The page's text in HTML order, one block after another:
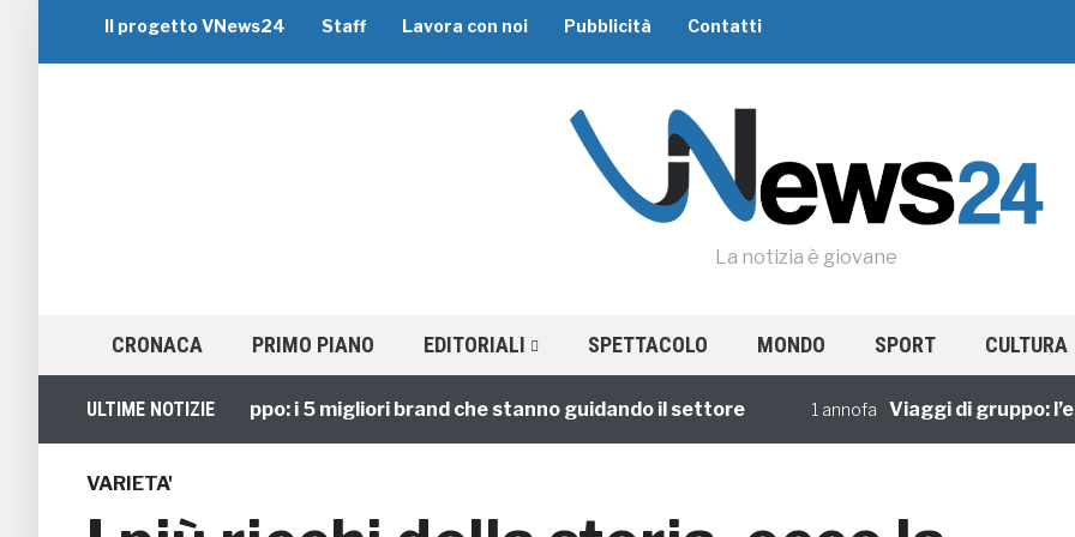
Il progetto VNews24 Staff Lavora con noi Pubblicità Contatti
La notizia è giovane
CRONACA PRIMO PIANO EDITORIALI SPETTACOLO MONDO SPORT CULTURA
ULTIME NOTIZIE
Viaggi di Gruppo: i 5 migliori brand che stanno guidando il settore 1 annofa Viaggi di gruppo:
VARIETA'